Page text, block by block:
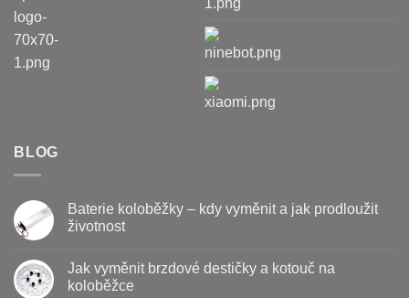
BLOG
Baterie koloběžky – kdy vyměnit a jak prodloužit
životnost
textu
s
Jak vyměnit brzdové destičky a kotouč na
koloběžce